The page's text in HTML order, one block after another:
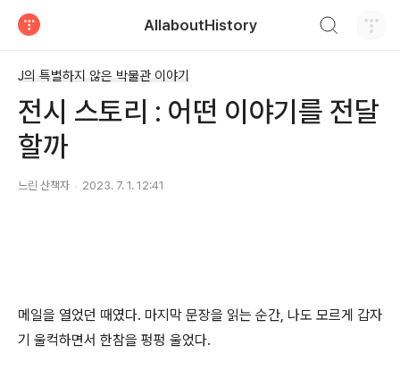
AllaboutHistory
J의 특별하지 않은 박물관 이야기
전시 스토리 : 어떤 이야기를 전달
할까
느린 산책자 2023. 7. 1. 12:41
메일을 열었던 때였다. 마지막 문장을 읽는 순간, 나도 모르게 갑자
기 울컥하면서 한참을 펑펑 울었다.